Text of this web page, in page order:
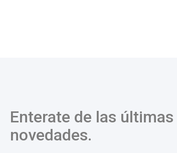
Enterate de las últimas
novedades.